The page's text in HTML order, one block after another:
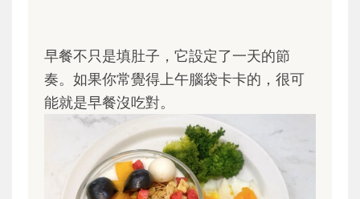
早餐不只是填肚子，它設定了一天的節
奏。如果你常覺得上午腦袋卡卡的，很可
能就是早餐沒吃對。